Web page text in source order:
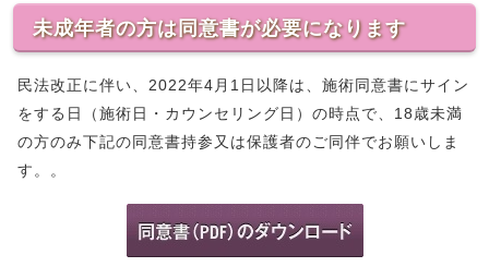
未成年者の方は同意書が必要になります
民法改正に伴い、2022年4月1日以降は、施術同意書にサイン
をする日（施術日・カウンセリング日）の時点で、18歳未満
の方のみ下記の同意書持参又は保護者のご同伴でお願いしま
す。。